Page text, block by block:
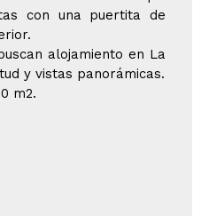
con una puertita de
alojamiento en La
y vistas panorámicas.
m2.